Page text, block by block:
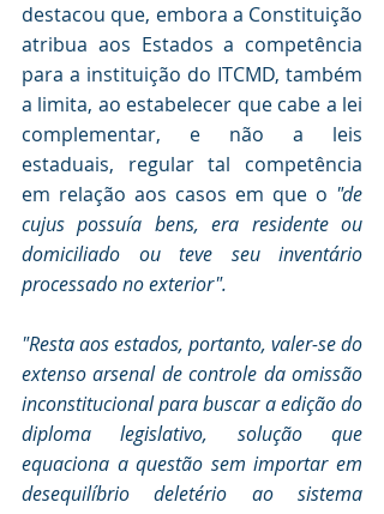
destacou que, embora a Constituição
atribua aos Estados a competência
para a instituição do ITCMD, também
a limita, ao estabelecer que cabe a lei
complementar, e não a leis
estaduais, regular tal competência
em relação aos casos em que o "de
cujus possuía bens, era residente ou
domiciliado ou teve seu inventário
processado no exterior".
"Resta aos estados, portanto, valer-se do
extenso arsenal de controle da omissão
inconstitucional para buscar a edição do
diploma legislativo, solução que
equaciona a questão sem importar em
desequilíbrio deletério ao sistema